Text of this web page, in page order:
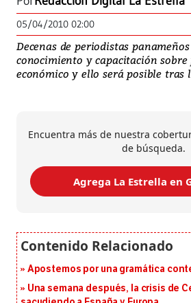
05/04/2010 02:00
Decenas de periodistas
conocimiento y capacitación sobre
económico y ello será posible tras
Encuentra más de nuestra
de búsqueda.
Agrega La Estrella en
Apostemos por una gramática
Una semana después, la crisis de